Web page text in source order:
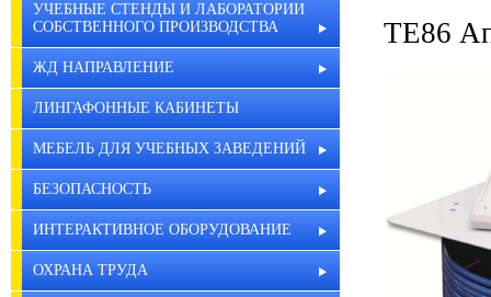
УЧЕБНЫЕ СТЕНДЫ И ЛАБОРАТОРИИ
СОБСТВЕННОГО ПРОИЗВОДСТВА
ЖД НАПРАВЛЕНИЕ
ЛИНГАФОННЫЕ КАБИНЕТЫ
МЕБЕЛЬ ДЛЯ УЧЕБНЫХ ЗАВЕДЕНИЙ
БЕЗОПАСНОСТЬ
ИНТЕРАКТИВНОЕ ОБОРУДОВАНИЕ
ОХРАНА ТРУДА
TE86